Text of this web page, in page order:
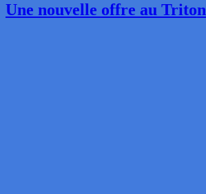
Une nouvelle offre au Triton